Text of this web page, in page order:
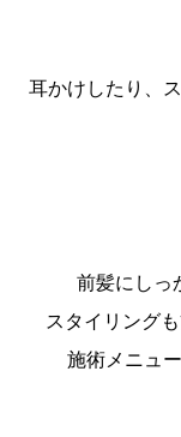
耳かけしたり、
前髪にしっ
スタイリング
施術メニュ